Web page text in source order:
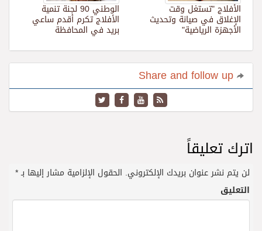
الوطني 90 لجنة تنمية
الأفلاج تكرم أقدم ساعي
بريد في المحافظة
الأفلاج "تستغل وقت
الإغلاق في صيانة وتحديث
الأجهزة الرياضية"
اترك تعليقاً
لن يتم نشر عنوان بريدك الإلكتروني. الحقول الإلزامية مشار إليها بـ*
التعليق